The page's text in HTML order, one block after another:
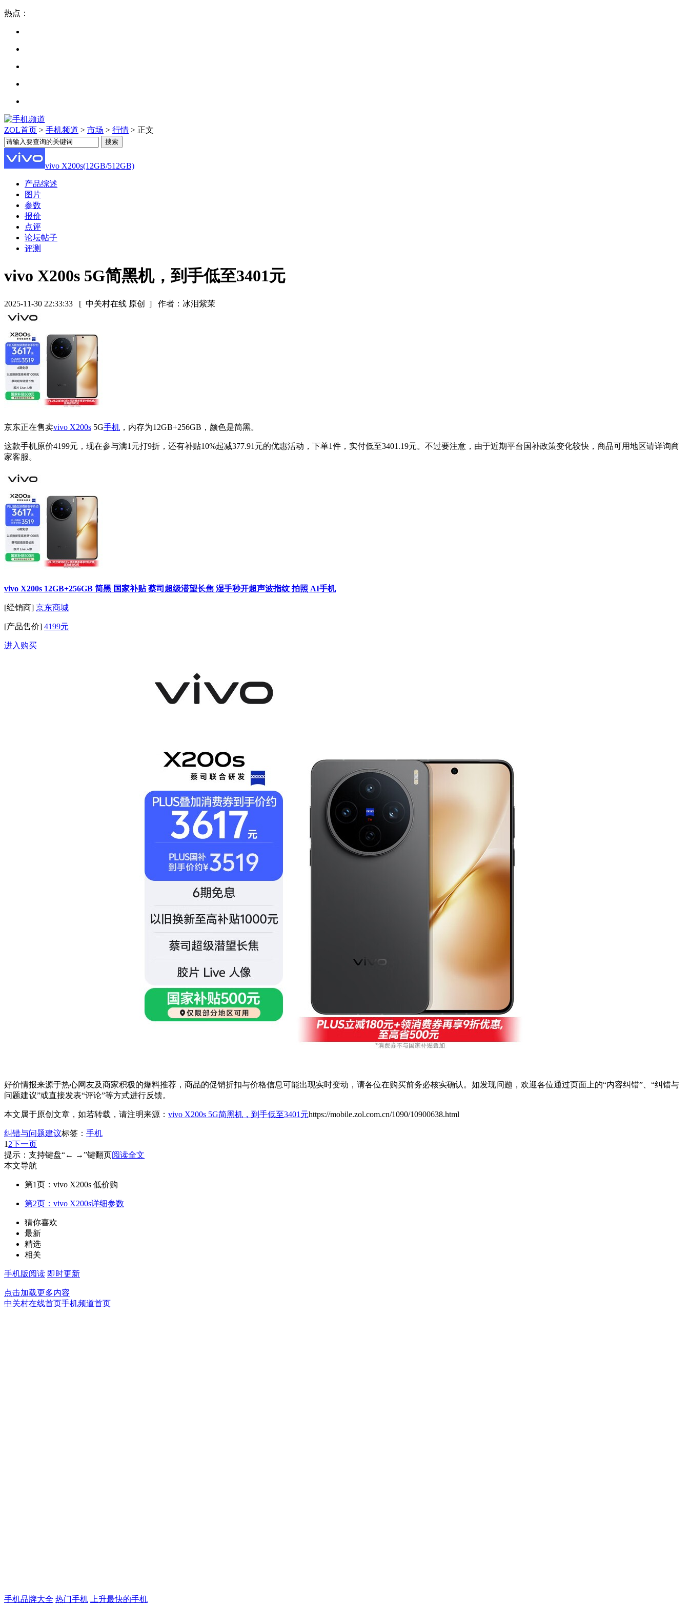
热点：
ZOL首页 > 手机频道 > 市场 > 行情 > 正文
vivo X200s(12GB/512GB)
产品综述
图片
参数
报价
点评
论坛帖子
评测
vivo X200s 5G简黑机，到手低至3401元
2025-11-30 22:33:33 [ 中关村在线 原创 ] 作者：冰泪紫茉
京东正在售卖vivo X200s 5G手机 ，内存为12GB+256GB，颜色是简黑。
这款手机原价4199元，现在参与满1元打9折，还有补贴10%起减377.91元的优惠活动，下单1件，实付低至3401.19元。不过要注意，由于近期平台国补政策变化较快，商品可用地区请详询商
家客服。
vivo X200s 12GB+256GB 简黑 国家补贴 蔡司超级潜望长焦 湿手秒开超声波指纹 拍照 AI手机
[经销商] 京东商城
[产品售价] 4199元
进入购买
好价情报来源于热心网友及商家积极的爆料推荐，商品的促销折扣与价格信息可能出现实时变动，请各位在购买前务必核实确认。如发现问题，欢迎各位通过页面上的“内容纠错”、“纠错与
问题建议”或直接发表“评论”等方式进行反馈。
本文属于原创文章，如若转载，请注明来源： vivo X200s 5G简黑机，到手低至3401元https://mobile.zol.com.cn/1090/10900638.html
纠错与问题建议标签： 手机
1 2下一页
提示：支持键盘“← →”键翻页阅读全文
本文导航
第1页：vivo X200s 低价购
第2页：vivo X200s详细参数
猜你喜欢
最新
精选
相关
手机版阅读 即时更新
点击加载更多内容
中关村在线首页手机频道首页
手机品牌大全 热门手机 上升最快的手机